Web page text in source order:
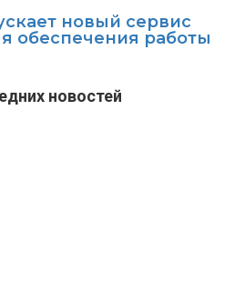
новый сервис
обеспечения работы
новостей